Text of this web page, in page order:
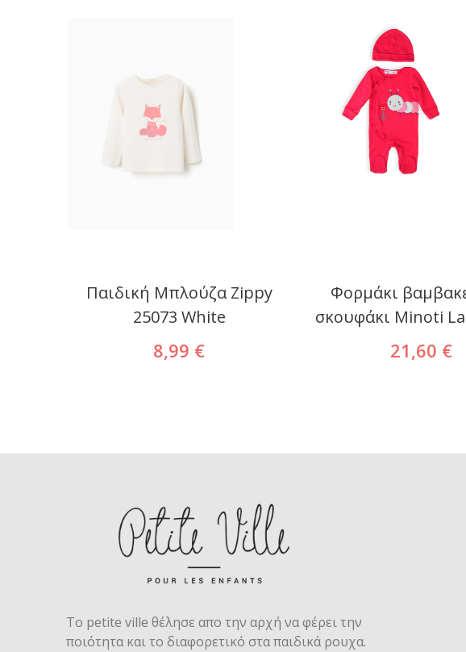
Παιδική Μπλούζα Zippy
25073 White
8,99 €
Φορμάκι
σκουφάκι Minoti
21,60 €
Το petite ville θέλησε απο την αρχή να φέρει την
ποιότητα και το διαφορετικό στα παιδικά ρουχα.